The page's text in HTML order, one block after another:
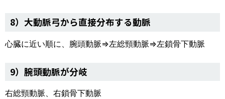
8）大動脈弓から直接分布する動脈
心臓に近い順に、腕頭動脈⇒左総頸動脈⇒左鎖骨下動脈
9）腕頭動脈が分岐
右総頸動脈、右鎖骨下動脈